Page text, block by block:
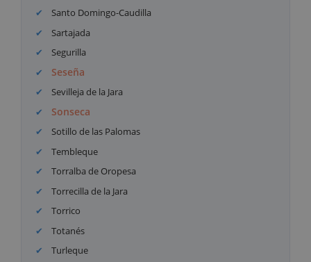
Santo Domingo-Caudilla
Sartajada
Segurilla
Seseña
Sevilleja de la Jara
Sonseca
Sotillo de las Palomas
Tembleque
Torralba de Oropesa
Torrecilla de la Jara
Torrico
Totanés
Turleque